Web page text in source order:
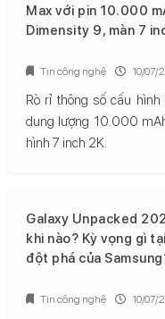
Max với pin 10.000
Dimensity 9, màn 7
Rò rỉ thông số cấu
dung lượng 10.000
hình 7 inch 2K.
Tin công nghệ 10/07/
Galaxy Unpacked
khi nào? Kỳ vọng gì
đột phá của
Tin công nghệ 10/07/